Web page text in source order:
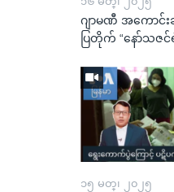
ဂျာမဏီ အကောင်
ပြတိုက် “နော်သဇင်
၁၅ မတ္၊ ၂၀၂၅